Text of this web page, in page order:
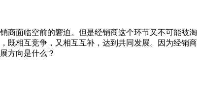
商面临空前的窘迫。但是经销商这个环节又不可能被淘
既相互竞争，又相互互补，达到共同发展。因为经销商
方向是什么？